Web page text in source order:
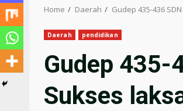
Home Daerah Gudep 435-436
Daerah pendidikan
Gudep 435-
Sukses